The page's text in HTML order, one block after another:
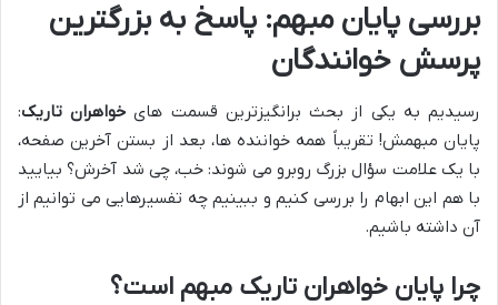
بررسی پایان مبهم: پاسخ به بزرگترین
پرسش خوانندگان
رسیدیم به یکی از بحث برانگیزترین قسمت های خواهران تاریک:
پایان مبهمش! تقریباً همه خواننده ها، بعد از بستن آخرین صفحه،
با یک علامت سؤال بزرگ روبرو می شوند: خب، چی شد آخرش؟ بیایید
با هم این ابهام را بررسی کنیم و ببینیم چه تفسیرهایی می توانیم از
آن داشته باشیم.
چرا پایان خواهران تاریک مبهم است؟